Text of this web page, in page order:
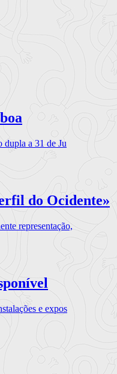
dupla a 31 de Ju
do Ocidente»
representação,
e expos